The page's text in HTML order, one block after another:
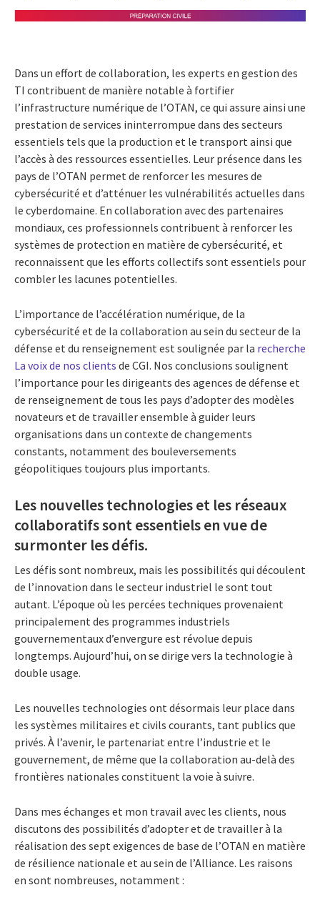
Dans un effort de collaboration, les experts en gestion des
TI contribuent de manière notable à fortifier
l’infrastructure numérique de l’OTAN, ce qui assure ainsi une
prestation de services ininterrompue dans des secteurs
essentiels tels que la production et le transport ainsi que
l’accès à des ressources essentielles. Leur présence dans les
pays de l’OTAN permet de renforcer les mesures de
cybersécurité et d’atténuer les vulnérabilités actuelles dans
le cyberdomaine. En collaboration avec des partenaires
mondiaux, ces professionnels contribuent à renforcer les
systèmes de protection en matière de cybersécurité, et
reconnaissent que les efforts collectifs sont essentiels pour
combler les lacunes potentielles.
L’importance de l’accélération numérique, de la
cybersécurité et de la collaboration au sein du secteur de la
défense et du renseignement est soulignée par la recherche
La voix de nos clients de CGI. Nos conclusions soulignent
l’importance pour les dirigeants des agences de défense et
de renseignement de tous les pays d’adopter des modèles
novateurs et de travailler ensemble à guider leurs
organisations dans un contexte de changements
constants, notamment des bouleversements
géopolitiques toujours plus importants.
Les nouvelles technologies et les réseaux
collaboratifs sont essentiels en vue de
surmonter les défis.
Les défis sont nombreux, mais les possibilités qui découlent
de l’innovation dans le secteur industriel le sont tout
autant. L’époque où les percées techniques provenaient
principalement des programmes industriels
gouvernementaux d’envergure est révolue depuis
longtemps. Aujourd’hui, on se dirige vers la technologie à
double usage.
Les nouvelles technologies ont désormais leur place dans
les systèmes militaires et civils courants, tant publics que
privés. À l’avenir, le partenariat entre l’industrie et le
gouvernement, de même que la collaboration au-delà des
frontières nationales constituent la voie à suivre.
Dans mes échanges et mon travail avec les clients, nous
discutons des possibilités d’adopter et de travailler à la
réalisation des sept exigences de base de l’OTAN en matière
de résilience nationale et au sein de l’Alliance. Les raisons
en sont nombreuses, notamment :